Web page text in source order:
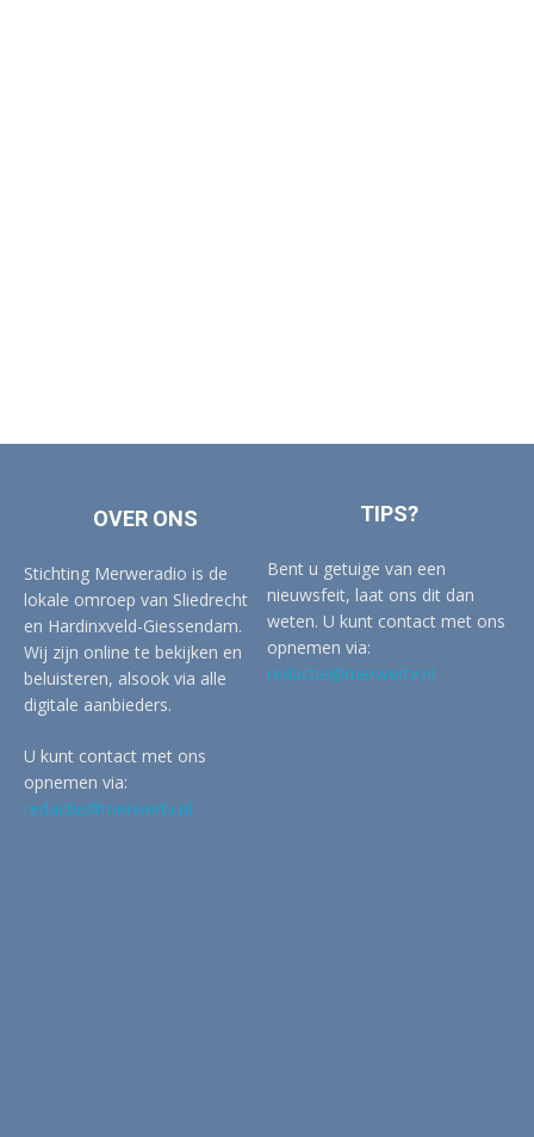
OVER ONS
Stichting Merweradio is de
lokale omroep van Sliedrecht
en Hardinxveld-Giessendam.
Wij zijn online te bekijken en
beluisteren, alsook via alle
digitale aanbieders.
U kunt contact met ons
opnemen via:
redactie@merwertv.nl
TIPS?
Bent u getuige van een
nieuwsfeit, laat ons dit dan
weten. U kunt contact met ons
opnemen via:
redactie@merwertv.nl